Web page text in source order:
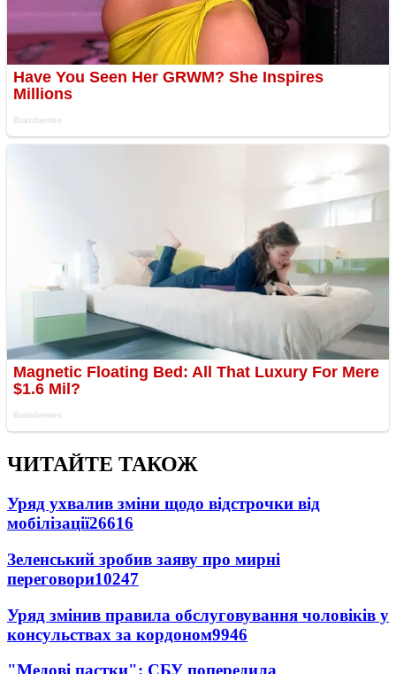
ЧИТАЙТЕ ТАКОЖ
Уряд ухвалив зміни щодо відстрочки від
мобілізації26616
Зеленський зробив заяву про мирні
переговори10247
Уряд змінив правила обслуговування чоловіків у
консульствах за кордоном9946